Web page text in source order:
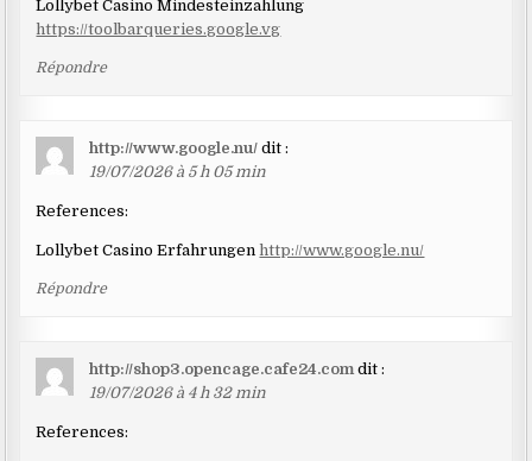
Lollybet Casino Mindesteinzahlung
https://toolbarqueries.google.vg
Répondre
http://www.google.nu/ dit :
19/07/2026 à 5 h 05 min
References:
Lollybet Casino Erfahrungenhttp://www.google.nu/
Répondre
http://shop3.opencage.cafe24.com dit :
19/07/2026 à 4 h 32 min
References: